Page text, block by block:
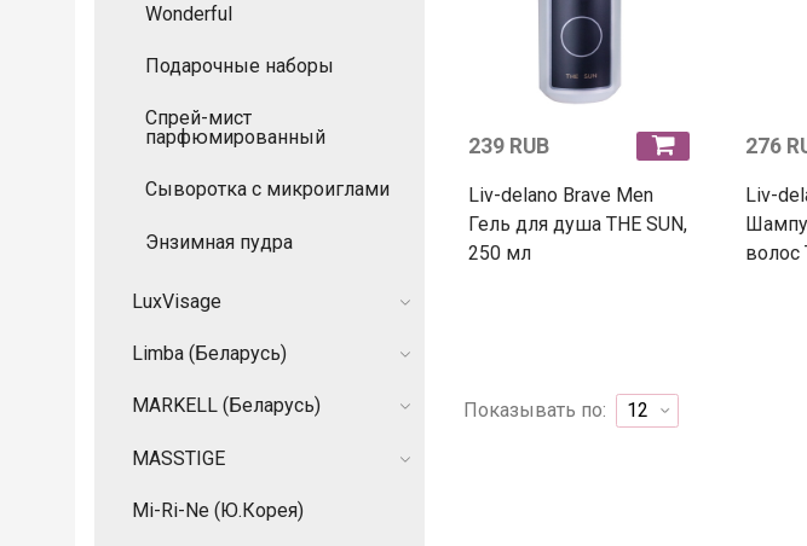
239 RUB
Liv-delano Brave Men
Гель для душа THE SUN,
250 мл
276
Liv-
волос
Показывать по:
Wonderful
Подарочные наборы
Спрей-мист
парфюмированный
Сыворотка с микроиглами
Энзимная пудра
LuxVisage
Limba (Беларусь)
MARKELL (Беларусь)
MASSTIGE
Mi-Ri-Ne (Ю.Корея)